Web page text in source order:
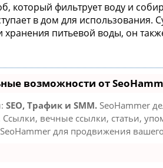
который фильтрует воду и
в дом для использования.
питьевой воды, он
возможности от
SEO, Трафик и SMM. SeoHammer
вечные ссылки, статьи,
для продвижения